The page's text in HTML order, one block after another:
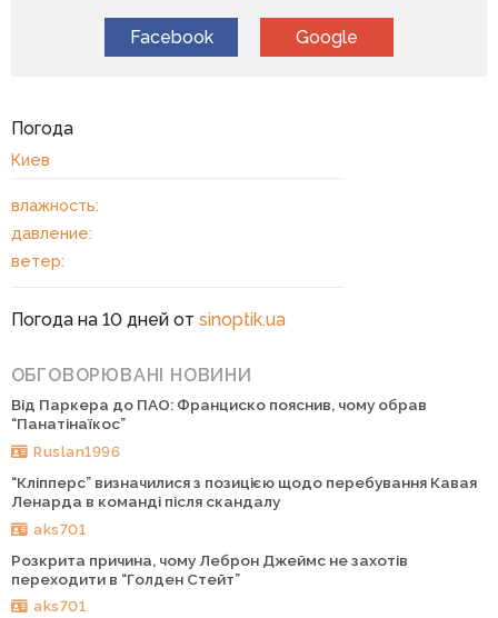
Facebook Google
Погода
Киев
влажность:
давление:
ветер:
Погода на 10 дней от sinoptik.ua
ОБГОВОРЮВАНІ НОВИНИ
Від Паркера до ПАО: Франциско пояснив, чому обрав
“Панатінаїкос”
Ruslan1996
“Кліпперс” визначилися з позицією щодо перебування Кавая
Ленарда в команді після скандалу
aks701
Розкрита причина, чому Леброн Джеймс не захотів
переходити в “Голден Стейт”
aks701